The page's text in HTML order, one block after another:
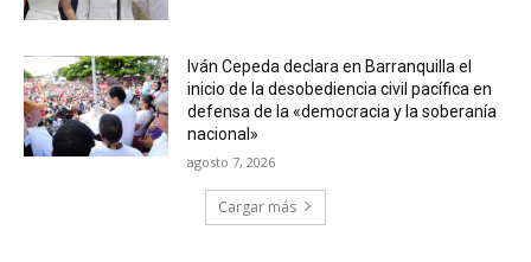
Iván Cepeda declara en Barranquilla el
inicio de la desobediencia civil pacífica en
defensa de la «democracia y la soberanía
nacional»
agosto 7, 2026
Cargar más